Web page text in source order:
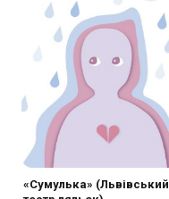
«Сумулька» (Львівський